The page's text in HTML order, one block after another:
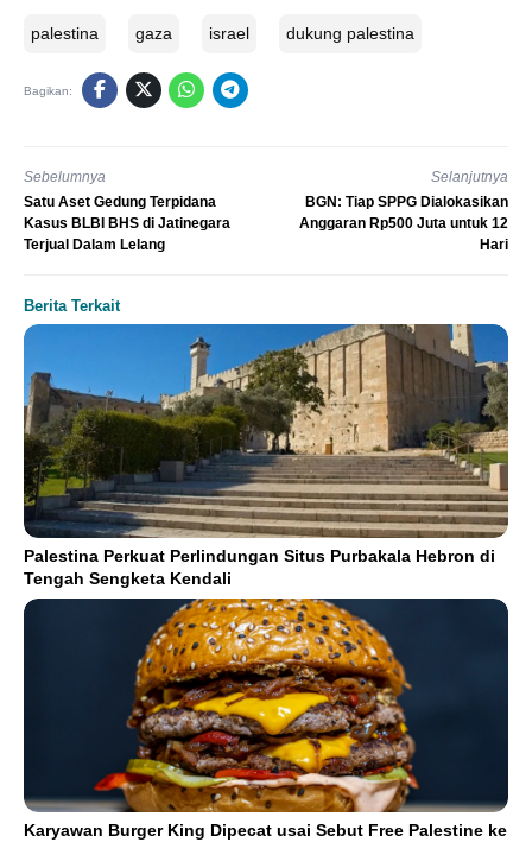
palestina gaza israel dukung palestina
Bagikan:
Sebelumnya
Satu Aset Gedung Terpidana
Kasus BLBI BHS di Jatinegara
Terjual Dalam Lelang
Selanjutnya
BGN: Tiap SPPG Dialokasikan
Anggaran Rp500 Juta untuk 12
Hari
Berita Terkait
Palestina Perkuat Perlindungan Situs Purbakala Hebron di
Tengah Sengketa Kendali
Karyawan Burger King Dipecat usai Sebut Free Palestine ke